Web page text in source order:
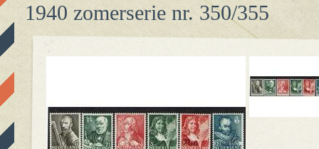
1940 zomerserie nr. 350/355